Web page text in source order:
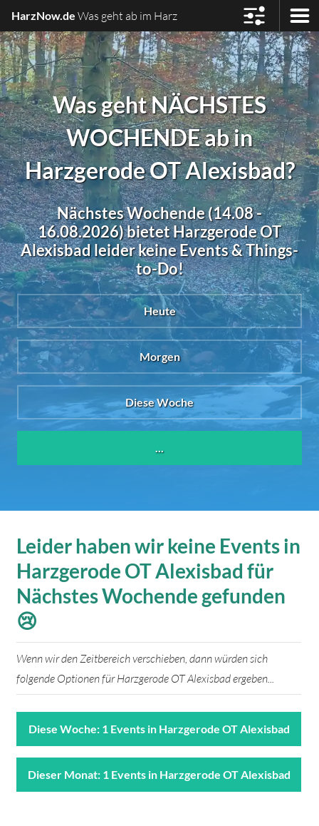
HarzNow.de Was geht ab im Harz
Was geht NÄCHSTES
WOCHENDE ab in
Harzgerode OT Alexisbad?
Nächstes Wochende (14.08 -
16.08.2026) bietet Harzgerode OT
Alexisbad leider keine Events & Things-
to-Do!
Heute
Morgen
Diese Woche
Leider haben wir keine Events in
Harzgerode OT Alexisbad für
Nächstes Wochende gefunden
😢
Wenn wir den Zeitbereich verschieben, dann würden sich
folgende Optionen für Harzgerode OT Alexisbad ergeben...
Diese Woche: 1 Events in Harzgerode OT Alexisbad
Dieser Monat: 1 Events in Harzgerode OT Alexisbad